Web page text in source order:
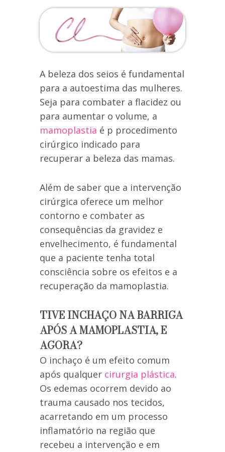
A beleza dos seios é fundamental
para a autoestima das mulheres.
Seja para combater a flacidez ou
para aumentar o volume, a
mamoplastia é p procedimento
cirúrgico indicado para
recuperar a beleza das mamas.
Além de saber que a intervenção
cirúrgica oferece um melhor
contorno e combater as
consequências da gravidez e
envelhecimento, é fundamental
que a paciente tenha total
consciência sobre os efeitos e a
recuperação da mamoplastia.
TIVE INCHAÇO NA BARRIGA
APÓS A MAMOPLASTIA, E
AGORA?
O inchaço é um efeito comum
após qualquer cirurgia plástica.
Os edemas ocorrem devido ao
trauma causado nos tecidos,
acarretando em um processo
inflamatório na região que
recebeu a intervenção e em